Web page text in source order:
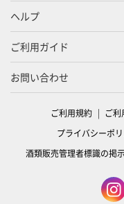
ヘルプ
ご利用ガイド
お問い合わせ
ご利用規約 ご
プライバシーポ
酒類販売管理者標識の掲